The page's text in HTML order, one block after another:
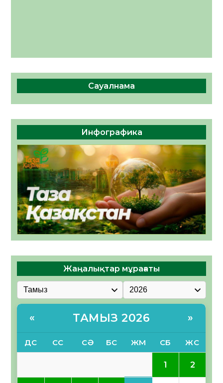
Сауалнама
Инфографика
Жаңалықтар мұрағаты
« ТАМЫЗ 2026 »
ДС СС СӘ БС ЖМ СБ ЖС
1 2